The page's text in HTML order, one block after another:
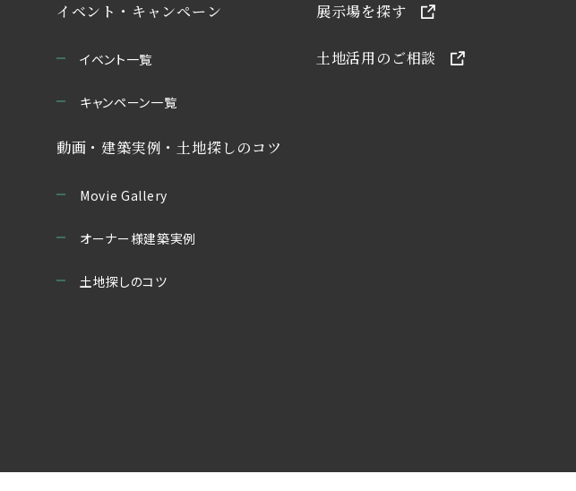
イベント・キャンペーン
イベント一覧
キャンペーン一覧
動画・建築実例・土地探しのコツ
Movie Gallery
オーナー様建築実例
土地探しのコツ
展示場を探す
土地活用のご相談